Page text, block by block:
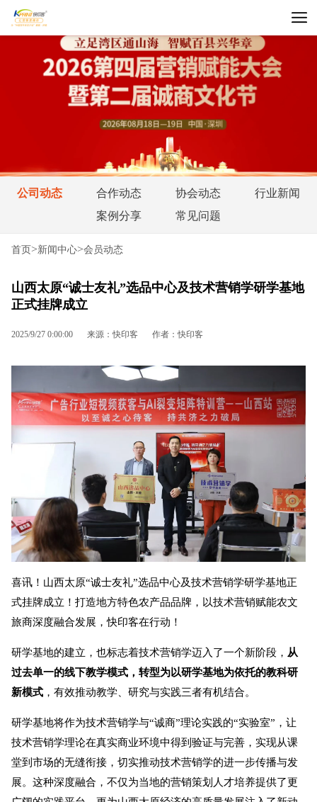
公司动态 合作动态 协会动态
行业新闻
案例分享
常见问题
首页>新闻中心>会员动态
山西太原“诚士友礼”选品中心及技术营销学研学基地
正式挂牌成立
2025/9/27 0:00:00 来源：快印客 作者：快印客
喜讯！山西太原“诚士友礼”选品中心及技术营销学研学基地正
式挂牌成立！打造地方特色农产品品牌，以技术营销赋能农文
旅商深度融合发展，快印客在行动！
研学基地的建立，也标志着技术营销学迈入了一个新阶段， 从
过去单一的线下教学模式，转型为以研学基地为依托的教科研
新模式 ，有效推动教学、研究与实践三者有机结合。
研学基地将作为技术营销学与“诚商”理论实践的“实验室”，让
技术营销学理论在真实商业环境中得到验证与完善，实现从课
堂到市场的无缝衔接，切实推动技术营销学的进一步传播与发
展。这种深度融合，不仅为当地的营销策划人才培养提供了更